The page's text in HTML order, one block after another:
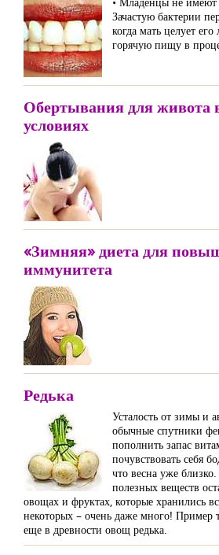
Зачастую бактерии
когда мать целует
горячую пищу в
Обертывания для живота
условиях
«Зимняя» диета для
иммунитета
Редька
Усталость от зимы и
обычные спутники
пополнить запас
почувствовать себя
что весна уже
полезных веществ
овощах и фруктах, которые хранились
некоторых – очень даже много! Пример
еще в древности овощ редька.